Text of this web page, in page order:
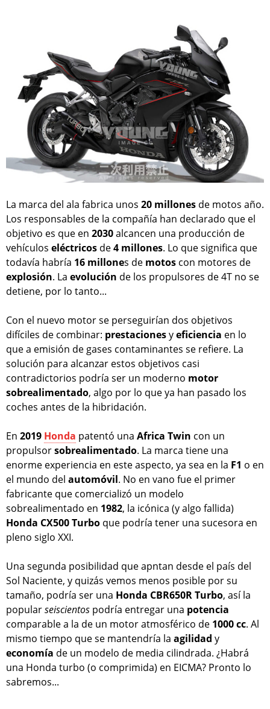
La marca del ala fabrica unos 20 millones de motos año.
Los responsables de la compañía han declarado que el
objetivo es que en 2030alcancen una producción de
vehículos eléctricos de4 millones. Lo que significa que
todavía habría 16 millones de motos con motores de
explosión. La evolución de los propulsores de 4T no se
detiene, por lo tanto...
Con el nuevo motor se perseguirían dos objetivos
difíciles de combinar: prestacionesyeficiencia en lo
que a emisión de gases contaminantes se refiere. La
solución para alcanzar estos objetivos casi
contradictorios podría ser un moderno motor
sobrealimentado, algo por lo que ya han pasado los
coches antes de la hibridación.
En 2019 Honda patentó una Africa Twin con un
propulsorsobrealimentado. La marca tiene una
enorme experiencia en este aspecto, ya sea en la F1 o en
el mundo del automóvil. No en vano fue el primer
fabricante que comercializó un modelo
sobrealimentado en 1982, la icónica (y algo fallida)
Honda CX500 Turbo que podría tener una sucesora en
pleno siglo XXI.
Una segunda posibilidad que apntan desde el país del
Sol Naciente, y quizás vemos menos posible por su
tamaño, podría ser una Honda CBR650R Turbo, así la
popularseiscientos podría entregar una potencia
comparable a la de un motor atmosférico de 1000 cc. Al
mismo tiempo que se mantendría la agilidad y
economía de un modelo de media cilindrada. ¿Habrá
una Honda turbo (o comprimida) en EICMA? Pronto lo
sabremos...